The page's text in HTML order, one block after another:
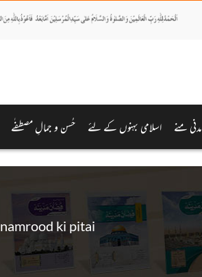
مدنی منے اسلامی بہنوں کے لئے حُسن و جمالِ مصطفٰے
namrood ki pitai